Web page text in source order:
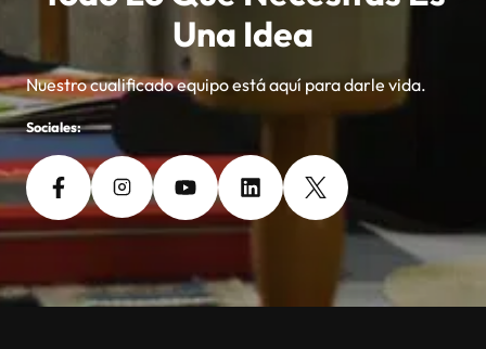
Una Idea
Nuestro cualificado equipo está aquí para darle vida.
Sociales: